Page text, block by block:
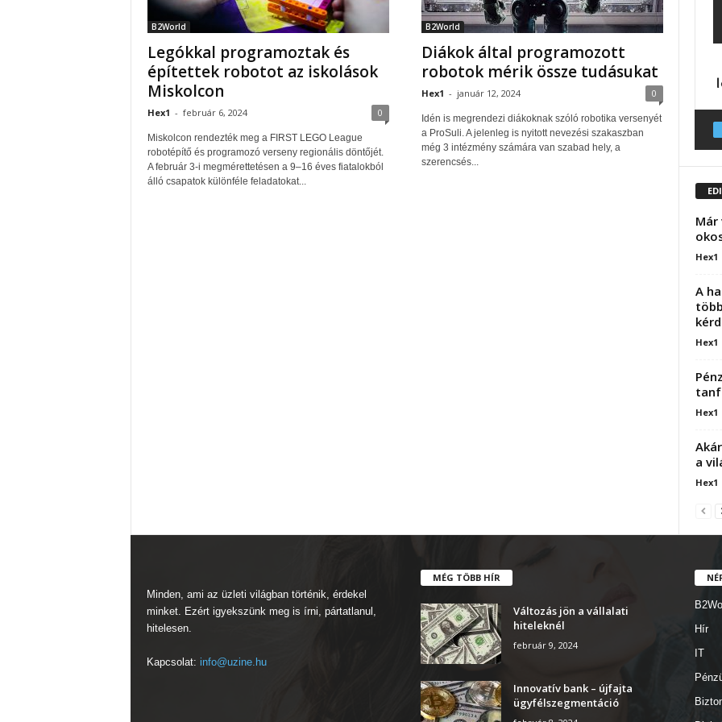
B2World
Legókkal programoztak és
építettek robotot az iskolások
Miskolcon
Hex1 - február 6, 2024 0
Miskolcon rendezték meg a FIRST LEGO League
robotépítő és programozó verseny regionális döntőjét.
A február 3-i megmérettetésen a 9–16 éves fiatalokból
álló csapatok különféle feladatokat...
B2World
Diákok által programozott
robotok mérik össze tudásukat
Hex1 - január 12, 2024 0
Idén is megrendezi diákoknak szóló robotika versenyét
a ProSuli. A jelenleg is nyitott nevezési szakaszban
még 3 intézmény számára van szabad hely, a
szerencsés...
Már
Hex1
A
Hex1
Hex1
a
Hex1
Minden, ami az üzleti világban történik, érdekel
minket. Ezért igyekszünk meg is írni, pártatlanul,
hitelesen.
Kapcsolat: info@uzine.hu
MÉG TÖBB HÍR
Változás jön a vállalati
hiteleknél
február 9, 2024
Innovatív bank – újfajta
ügyfélszegmentáció
Hír
IT